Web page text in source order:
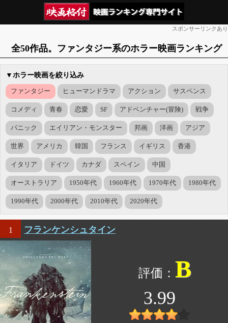
スポンサーリンクあり
全50作品。ファンタジー系のホラー映画ランキング
▼ホラー映画を絞り込み
ファンタジー ヒューマンドラマ アクション サスペンス
コメディ 青春 恋愛 SF アドベンチャー(冒険) 戦争
パニック エイリアン・モンスター 邦画 洋画 アジア
世界 アメリカ 韓国 フランス イギリス 香港
イタリア ドイツ カナダ スペイン 中国
オーストラリア 1950年代 1960年代 1970年代 1980年代
1990年代 2000年代 2010年代 2020年代
1 フランケンシュタイン
B
3.99